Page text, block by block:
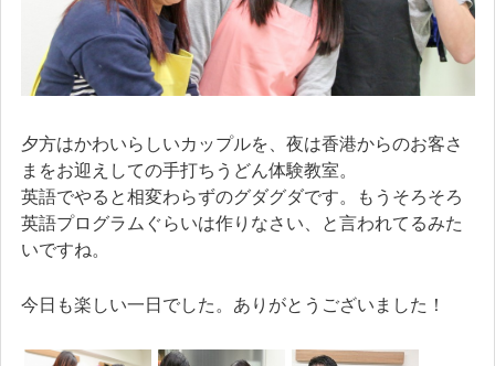
夕方はかわいらしいカップルを、夜は香港からのお客さ
まをお迎えしての手打ちうどん体験教室。
英語でやると相変わらずのグダグダです。もうそろそろ
英語プログラムぐらいは作りなさい、と言われてるみた
いですね。
今日も楽しい一日でした。ありがとうございました！